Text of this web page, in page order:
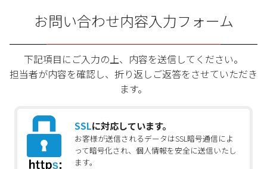
お問い合わせ内容入力フォーム
下記項目にご入力の上、内容を送信してください。
担当者が内容を確認し、折り返しご返答をさせていただき
ます。
SSLに対応しています。
お客様が送信されるデータはSSL暗号通信によ
って暗号化され、個人情報を安全に送信いたし
ます。